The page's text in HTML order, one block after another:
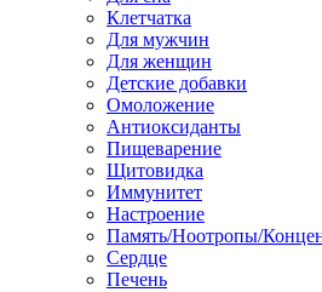
Клетчатка
Для мужчин
Для женщин
Детские добавки
Омоложение
Антиоксиданты
Пищеварение
Щитовидка
Иммунитет
Настроение
Память/Ноотропы/
Сердце
Печень